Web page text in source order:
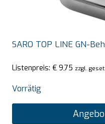
SARO TOP LINE GN-
Listenpreis: € 9,75 zzgl.
Vorrätig